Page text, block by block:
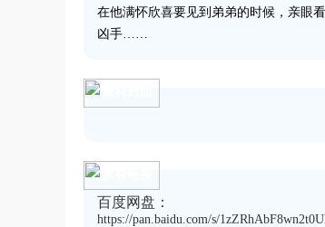
在他满怀欣喜要见到弟弟的时候，亲眼
凶手……
百度网盘：
https://pan.baidu.com/s/